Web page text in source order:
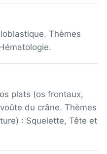
Thèmes
plats (os frontaux,
du crâne. Thèmes
: Squelette, Tête et